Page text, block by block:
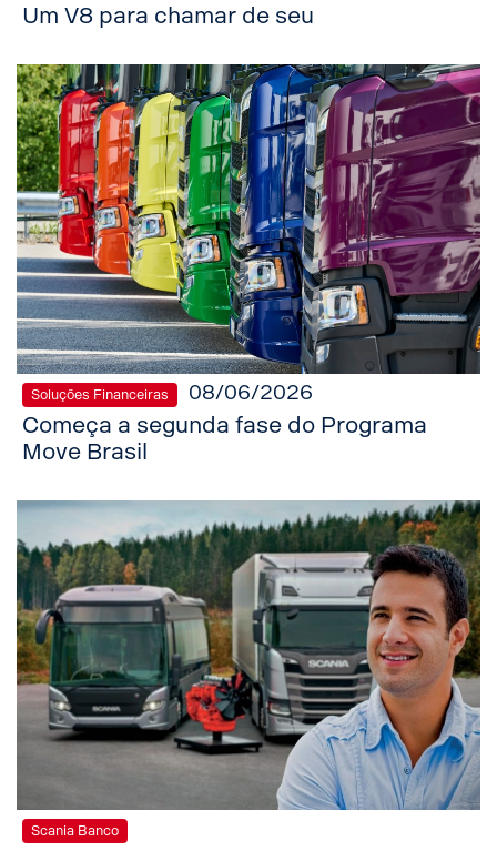
Um V8 para chamar de seu
Soluções Financeiras 08/06/2026
Começa a segunda fase do Programa
Move Brasil
Scania Banco